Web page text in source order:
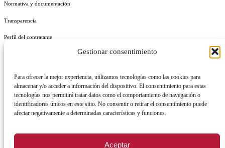
Gestionar consentimiento
Para ofrecer la mejor experiencia, utilizamos tecnologías como las cookies para
almacenar y/o acceder a información del dispositivo. El consentimiento para estas
tecnologías nos permitirá tratar datos como el comportamiento de navegación o
identificadores únicos en este sitio. No consentir o retirar el consentimiento puede
afectar negativamente a determinadas características y funciones.
Aceptar
Normativa y documentación
Transparencia
Perfil del contratante
REGISTRO DE ACTIVIDADES DE TRATAMIENTO